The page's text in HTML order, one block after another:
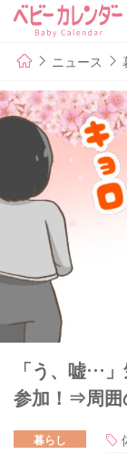
ニュース
「う、嘘…
参加！⇒周囲
暮らし